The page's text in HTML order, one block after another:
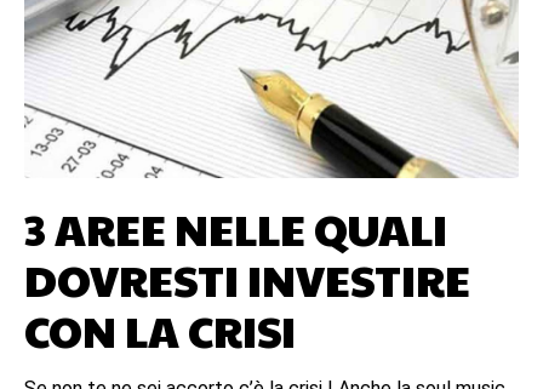
3 AREE NELLE QUALI
DOVRESTI INVESTIRE
CON LA CRISI